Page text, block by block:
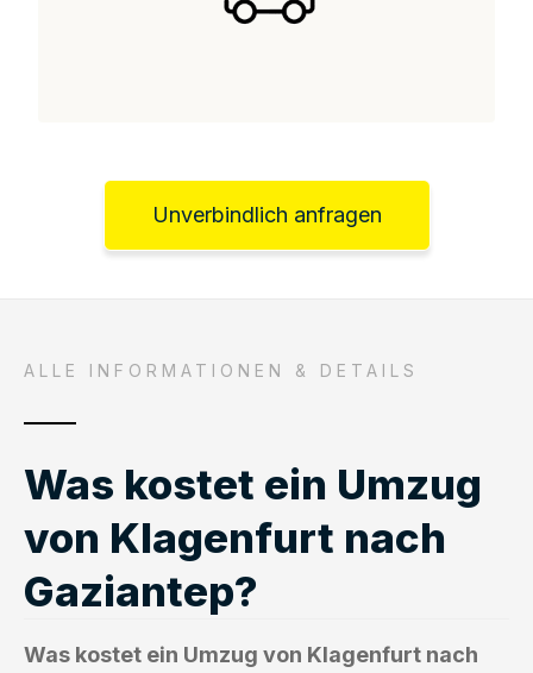
Unverbindlich anfragen
ALLE INFORMATIONEN & DETAILS
Was kostet ein Umzug
von Klagenfurt nach
Gaziantep?
Was kostet ein Umzug von Klagenfurt nach